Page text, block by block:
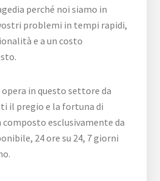
perché noi siamo in
problemi in tempi rapidi,
e a un costo
in questo settore da
il pregio e la fortuna di
composto esclusivamente da
24 ore su 24, 7 giorni